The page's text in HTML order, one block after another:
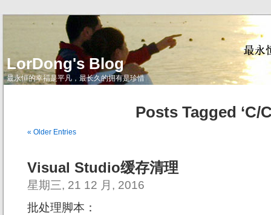
LorDong's Blog
最永恒的幸福是平凡，最长久的拥有是珍惜
Posts Tagged ‘C/
« Older Entries
Visual Studio缓存清理
星期三, 21 12 月, 2016
批处理脚本：